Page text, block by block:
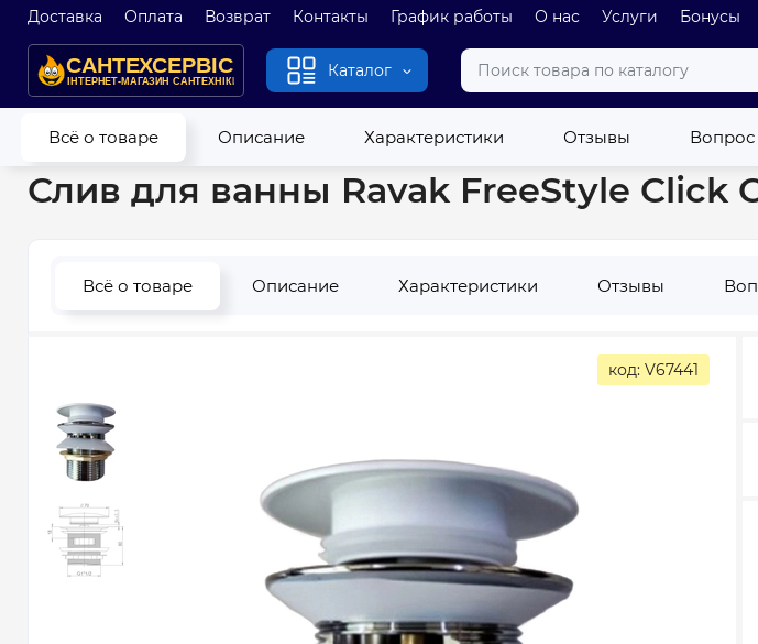
Доставка Оплата Возврат Контакты График работы О нас Услуги Бонусы
Каталог
Всё о товаре Описание Характеристики Отзывы Вопрос
Главная Канализация Сифоны Донные клапаны для ванн и поддонов Слив для ванны
Слив для ванны Ravak FreeStyle Click
Всё о товаре Описание Характеристики Отзывы
код: V67441